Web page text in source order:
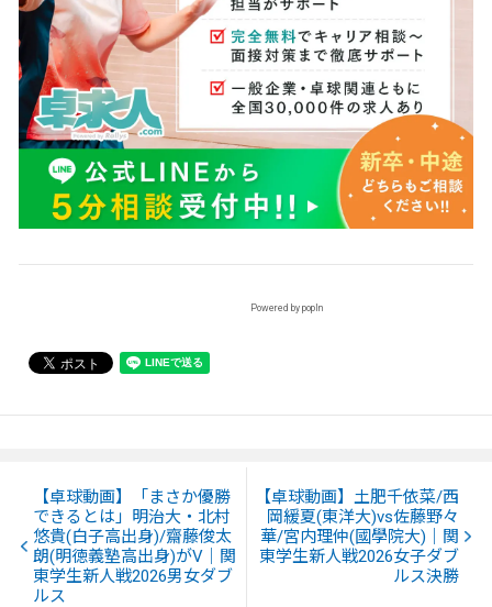
Powered by popIn
【卓球動画】「まさか優勝
できるとは」明治大・北村
悠貴(白子高出身)/齋藤俊太
朗(明徳義塾高出身)がV｜関
東学生新人戦2026男女ダブ
ルス
【卓球動画】土肥千依菜/西
岡緩夏(東洋大)vs佐藤野々
華/宮内理仲(國學院大)｜関
東学生新人戦2026女子ダブ
ルス決勝